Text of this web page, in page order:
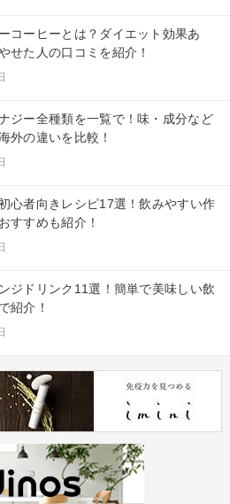
コーヒーとは？ダイエット効果あ
せた人の口コミを紹介！
ジー全種類を一覧で！味・成分など
外の違いを比較！
心者向きレシピ17選！飲みやすい作
すすめも紹介！
ジドリンク11選！簡単で美味しい飲
紹介！